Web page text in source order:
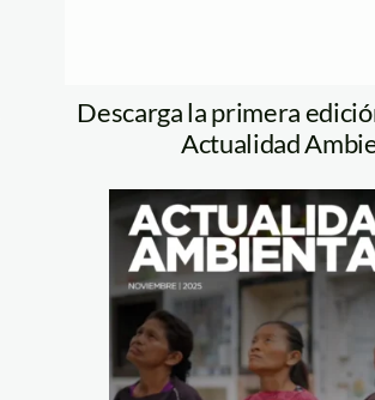
Descarga la primera
Actualidad